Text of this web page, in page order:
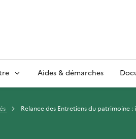
Aides & démarches
Relance des Entretiens du patrimoine